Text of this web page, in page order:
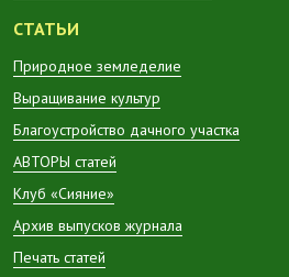
СТАТЬИ
Природное земледелие
Выращивание культур
Благоустройство дачного участка
АВТОРЫ статей
Клуб «Сияние»
Архив выпусков журнала
Печать статей